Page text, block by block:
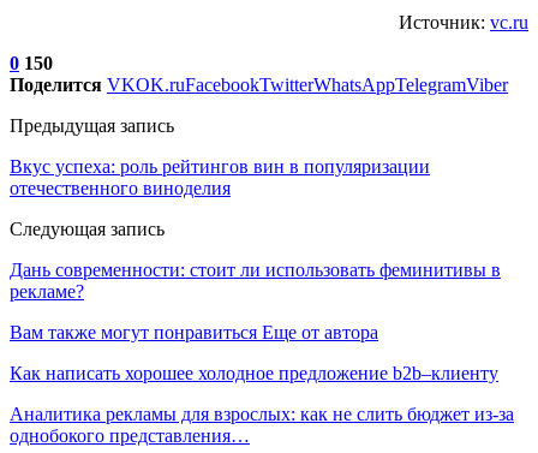
Источник: vc.ru
0 150
Поделится VKOK.ruFacebookTwitterWhatsAppTelegramViber
Предыдущая запись
Вкус успеха: роль рейтингов вин в популяризации
отечественного виноделия
Следующая запись
Дань современности: стоит ли использовать феминитивы в
рекламе?
Вам также могут понравиться Еще от автора
Как написать хорошее холодное предложение b2b–клиенту
Аналитика рекламы для взрослых: как не слить бюджет из-за
однобокого представления…